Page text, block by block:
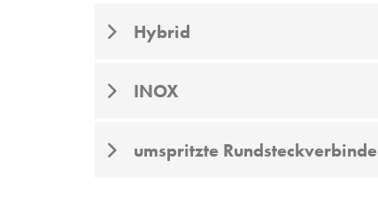
Hybrid
INOX
umspritzte